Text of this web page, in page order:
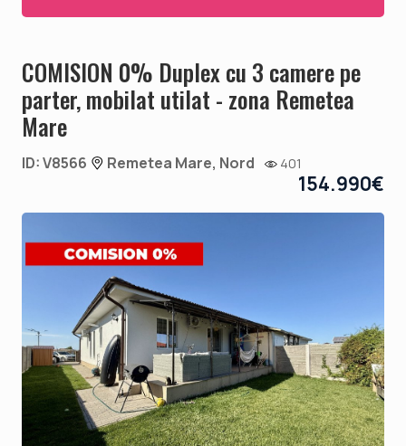
COMISION 0% Duplex cu 3 camere pe
parter, mobilat utilat - zona Remetea
Mare
ID: V8566 Remetea Mare, Nord 401
154.990€